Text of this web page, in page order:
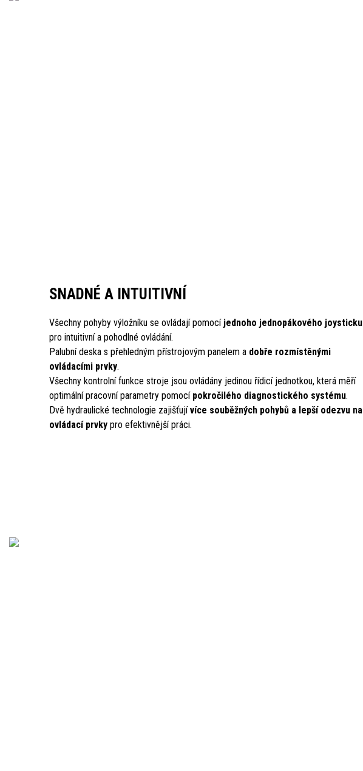
SNADNÉ A INTUITIVNÍ
Všechny pohyby výložníku se ovládají pomocí jednoho jednopákového joysticku
pro intuitivní a pohodlné ovládání.
Palubní deska s přehledným přístrojovým panelem a dobře rozmístěnými
ovládacími prvky.
Všechny kontrolní funkce stroje jsou ovládány jedinou řídicí jednotkou, která měří
optimální pracovní parametry pomocí pokročilého diagnostického systému.
Dvě hydraulické technologie zajišťujívíce souběžných pohybů a lepší odezvu na
ovládací prvkypro efektivnější práci.